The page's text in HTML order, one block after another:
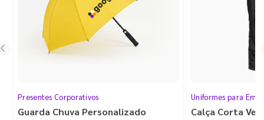
Presentes Corporativos
Guarda Chuva Personalizado
Uniformes para
Calça Corta